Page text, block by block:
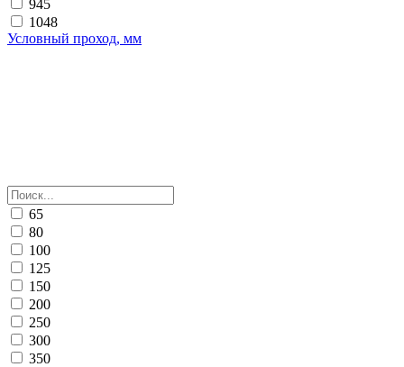
945
1048
Условный проход, мм
65
80
100
125
150
200
250
300
350